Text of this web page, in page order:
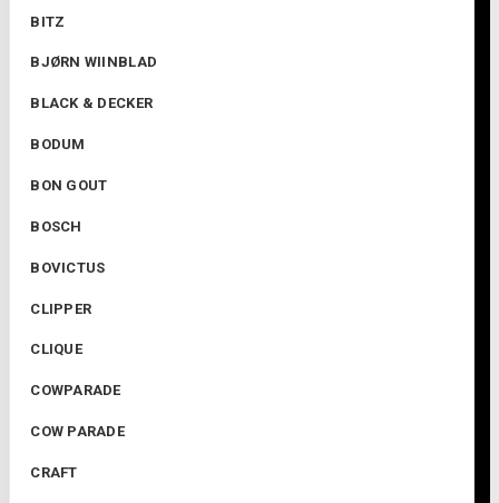
BITZ
BJØRN WIINBLAD
BLACK & DECKER
BODUM
BON GOUT
BOSCH
BOVICTUS
CLIPPER
CLIQUE
COWPARADE
COW PARADE
CRAFT